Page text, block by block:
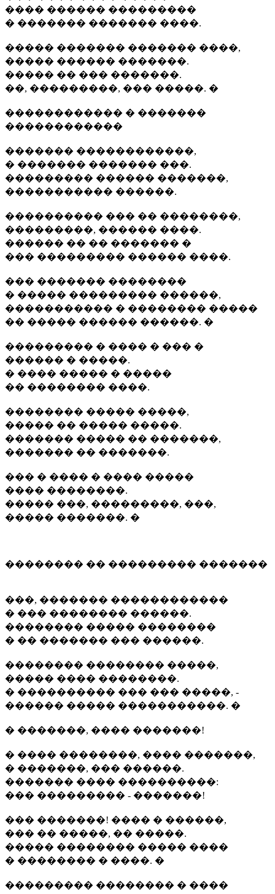
���� ������ ���������
� ������� ������� ����.
����� ������� ������� ����,
����� ������ �������.
����� �� ��� �������.
��, ���������, ��� �����. �
������������ � �������
������������
������� ������������,
� ������� ������� ���.
��������� ������ �������,
����������� ������.
���������� ��� �� ��������,
���������, ������ ����.
������ �� �� ������� �
��� ��������� ������ ����.
��� ������� ��������
� ����� ��������� ������,
����������� � �������� �����
�� ����� ������ ������. �
��������� � ���� � ��� �
������ � �����.
� ���� ����� � �����
�� �������� ����.
�������� ����� �����,
����� �� ����� �����.
������� ����� �� �������,
������� �� �������.
��� � ���� � ���� �����
���� ��������.
����� ���, ���������, ���,
����� �������. �
�������� �� ��������� �������
���, ������� ������������
� ��� �������� ������.
�������� ����� ��������
� �� ������� ��� ������.
�������� �������� �����,
����� ���� ��������.
� ���������� ��� ��� �����, -
������ ����� �����������. �
� �������, ���� �������!
� ���� ��������, ���� �������,
� �������, ��� ������.
������� ���� ����������:
��� ��������� - �������!
��� �������! ���� � ������,
��� �� �����, �� �����.
����� �������� ����� ����
� �������� � ����. �
��������� �������� � ����